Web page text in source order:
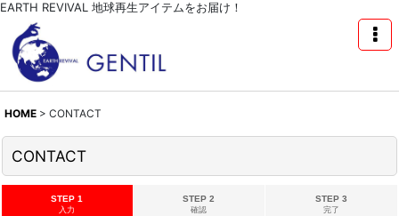
EARTH REVIVAL 地球再生アイテムをお届け！
HOME > CONTACT
CONTACT
STEP 1
入力
STEP 2
確認
STEP 3
完了